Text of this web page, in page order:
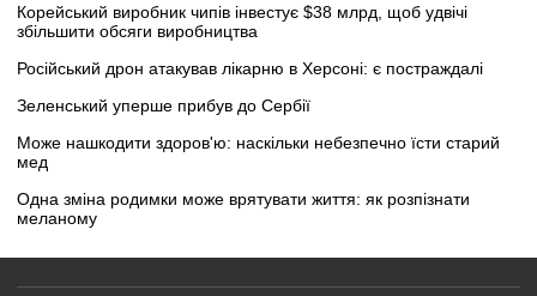
Корейський виробник чипів інвестує $38 млрд, щоб удвічі
збільшити обсяги виробництва
Російський дрон атакував лікарню в Херсоні: є постраждалі
Зеленський уперше прибув до Сербії
Може нашкодити здоров'ю: наскільки небезпечно їсти старий
мед
Одна зміна родимки може врятувати життя: як розпізнати
меланому